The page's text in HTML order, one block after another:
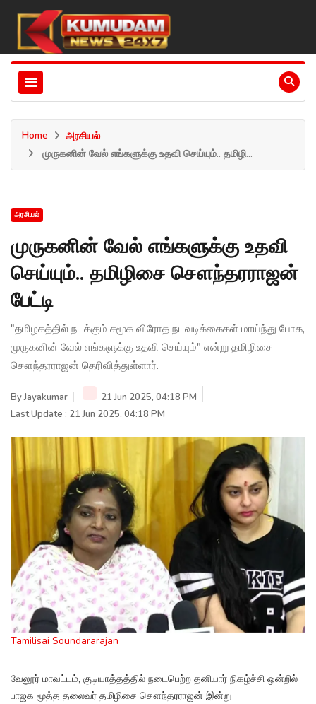
Home
அரசியல்
முருகனின் வேல் எங்களுக்கு உதவி செய்யும்.. தமிழி...
அரசியல்
முருகனின் வேல் எங்களுக்கு உதவி
செய்யும்.. தமிழிசை சௌந்தரராஜன்
பேட்டி
"தமிழகத்தில் நடக்கும் சமூக விரோத நடவடிக்கைகள் மாய்ந்து போக,
முருகனின் வேல் எங்களுக்கு உதவி செய்யும்" என்று தமிழிசை
சௌந்தரராஜன் தெரிவித்துள்ளார்.
ByJayakumar
21 Jun 2025, 04:18 PM
Last Update : 21 Jun 2025, 04:18 PM
Tamilisai Soundararajan
வேலூர் மாவட்டம், குடியாத்தத்தில் நடைபெற்ற தனியார் நிகழ்ச்சி ஒன்றில்
பாஜக மூத்த தலைவர் தமிழிசை சௌந்தரராஜன் இன்று